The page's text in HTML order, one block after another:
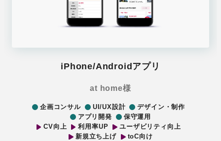
iPhone/Androidアプリ
at home様
企画コンサル UI/UX設計
デザイン・制作
アプリ開発
保守運用
CV向上
利用率UP
ユーザビリティ向上
新規立ち上げ
toC向け